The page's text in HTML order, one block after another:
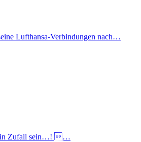
Lufthansa-Verbindungen nach…
Zufall sein…! …